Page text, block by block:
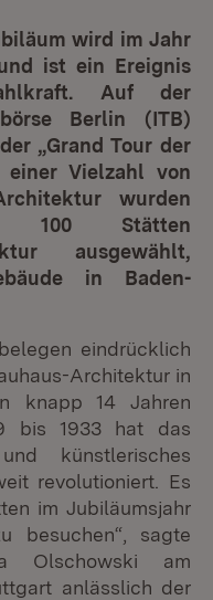
wird im Jahr
ist ein Ereignis
Auf der
Berlin (ITB)
„Grand Tour der
einer Vielzahl von
wurden
100 Stätten
ausgewählt,
in Baden-
eindrücklich
Architektur in
knapp 14 Jahren
bis 1933 hat das
künstlerisches
revolutioniert. Es
im Jubiläumsjahr
besuchen“, sagte
Olschowski am
anlässlich der